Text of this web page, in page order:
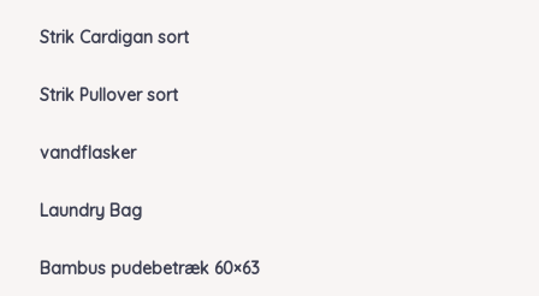
Strik Cardigan sort
Strik Pullover sort
vandflasker
Laundry Bag
Bambus pudebetræk 60×63